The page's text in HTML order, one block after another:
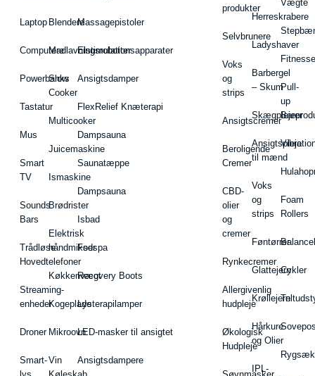
Laptop
Computere
Powerbanks
Tastatur
Mus
Smart
TV
Sounds
Bars
Trådløse
Hovedtelefoner
Streaming-
enheder
Droner
Smart-
Blendere
Madlavningsrobotter
Slow
Cooker
Multicooker
Juicemaskine
Ismaskine
Brødrister
Elektrisk
håndmikser
Køkkenvægt
Kogeplade
Mikroovn
Vin
Massagepistoler
Elstimulationsapparater
Ansigtsdamper
FlexRelief Knæterapi
Dampsauna
Saunatæppe
Dampsauna
Isbad
Fodspa
Recovery Boots
Lysterapilamper
LED-masker til ansigtet
Ansigtsdampere
produkter
Selvbrunere
Voks
og
strips
Ansigtscremer
Beroligende
Cremer
CBD-
olier
og
cremer
Rynkecremer
Allergivenlig
hudpleje
Økologisk
Hudpleje
Herreskrabere
Ladyshaver
Barbergel
– Skum
Ansigtspleje
til mænd
Voks
og
strips
Føntørrer
Glattejern
Krøllejern
Hårkure
og Olier
IPL-
Vægte
Pull-
up
Barer
Foam
Rollers
Cykler